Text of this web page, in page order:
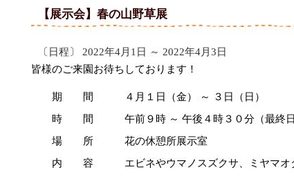
【展示会】春の山野草展
〔日程〕 2022年4月1日 ～ 2022年4月3日
皆様のご来園お待ちしております！
期 間 ４月１日（金） ～ ３日（日）
時 間 午前９時 ～ 午後４時３０分（最終日は
場 所 花の休憩所展示室
内 容 エビネやウマノスズクサ、ミヤマオダ